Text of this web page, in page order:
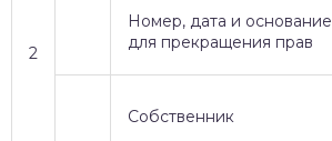
2
Номер, дата и основание
для прекращения прав
Собственник